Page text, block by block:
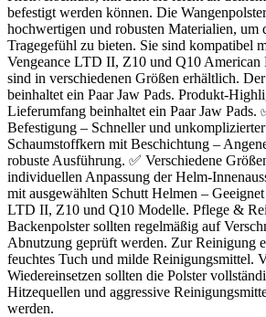
befestigt werden können. Die
hochwertigen und robusten Materialien, um
Tragegefühl zu bieten. Sie sind kompatibel
Vengeance LTD II, Z10 und Q10 American
sind in verschiedenen Größen erhältlich.
beinhaltet ein Paar Jaw Pads. Produkt-
Lieferumfang beinhaltet ein Paar Jaw Pads.
Befestigung – Schneller und
Schaumstoffkern mit Beschichtung –
robuste Ausführung. ✅ Verschiedene
individuellen Anpassung der Helm-
mit ausgewählten Schutt Helmen –
LTD II, Z10 und Q10 Modelle. Pflege &
Backenpolster sollten regelmäßig auf
Abnutzung geprüft werden. Zur Reinigung
feuchtes Tuch und milde Reinigungsmittel.
Wiedereinsetzen sollten die Polster
Hitzequellen und aggressive
werden.